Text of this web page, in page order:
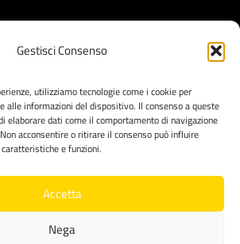
Gestisci Consenso
utilizziamo tecnologie come i cookie per
alle informazioni del dispositivo. Il consenso a queste
elaborare dati come il comportamento di navigazione
acconsentire o ritirare il consenso può influire
e funzioni.
Accetta
Nega
I.V.